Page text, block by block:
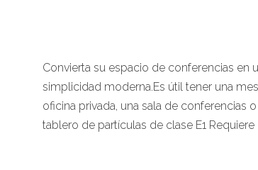
Convierta su espacio de conferencias en
simplicidad moderna.Es útil tener una
oficina privada, una sala de conferencias
tablero de partículas de clase E1